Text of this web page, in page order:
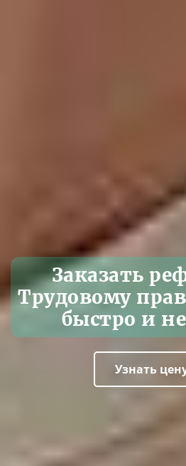
Заказать
Трудовому
быстро и
Узнать